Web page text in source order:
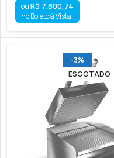
R$ 7.800,74
no Boleto à Vista
-3%
ESGOTADO